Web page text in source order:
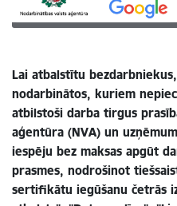
Lai atbalstītu
nodarbinātos, kuriem
atbilstoši darba tirgus
aģentūra (NVA) un
iespēju bez maksas apgūt
prasmes, nodrošinot
sertifikātu iegūšanu četrās